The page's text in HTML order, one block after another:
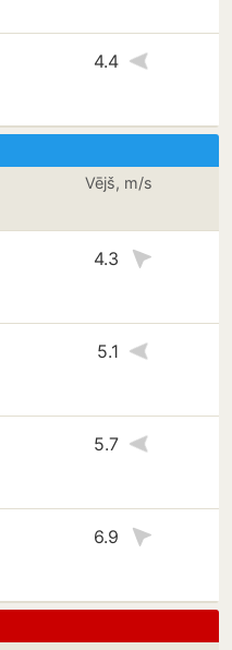
4.4
Vējš, m/s
4.3
5.1
5.7
6.9